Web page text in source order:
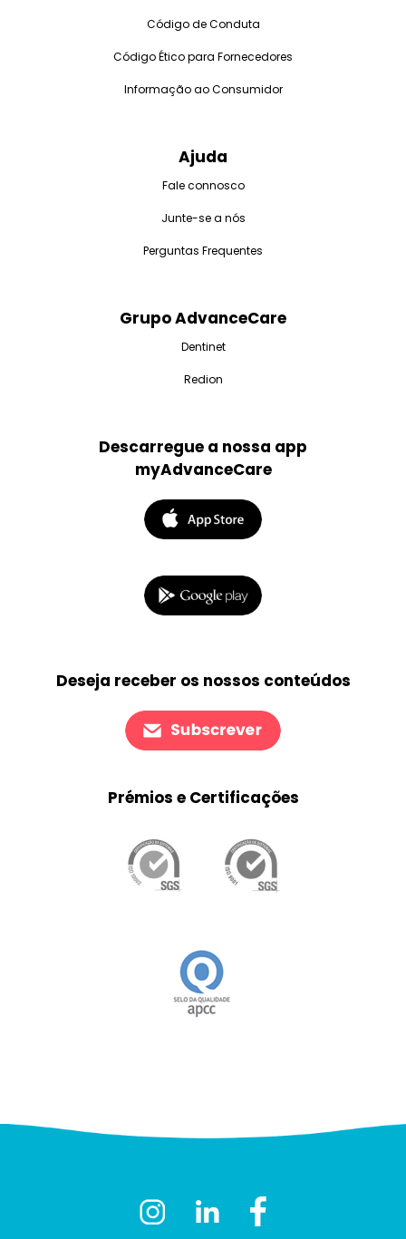
Código de Conduta
Código Ético para Fornecedores
Informação ao Consumidor
Ajuda
Fale connosco
Junte-se a nós
Perguntas Frequentes
Grupo AdvanceCare
Dentinet
Redion
Descarregue a nossa app
myAdvanceCare
Deseja receber os nossos conteúdos
Prémios e Certificações